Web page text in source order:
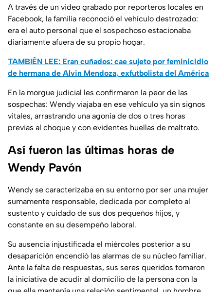
A través de un video grabado por reporteros locales en
Facebook, la familia reconoció el vehículo destrozado:
era el auto personal que el sospechoso estacionaba
diariamente afuera de su propio hogar.
TAMBIÉN LEE: Eran cuñados: cae sujeto por feminicidio
de hermana de Alvin Mendoza, exfutbolista del América
En la morgue judicial les confirmaron la peor de las
sospechas: Wendy viajaba en ese vehículo ya sin signos
vitales, arrastrando una agonía de dos o tres horas
previas al choque y con evidentes huellas de maltrato.
Así fueron las últimas horas de
Wendy Pavón
Wendy se caracterizaba en su entorno por ser una mujer
sumamente responsable, dedicada por completo al
sustento y cuidado de sus dos pequeños hijos, y
constante en su desempeño laboral.
Su ausencia injustificada el miércoles posterior a su
desaparición encendió las alarmas de su núcleo familiar.
Ante la falta de respuestas, sus seres queridos tomaron
la iniciativa de acudir al domicilio de la persona con la